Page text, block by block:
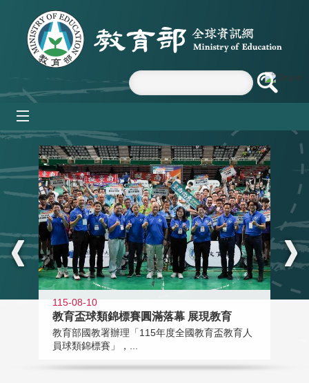
跳到主要內容區塊
:::
115-08-10
教育盃球類錦標賽圓滿落幕 展現教育
教育部國教署辦理「115年度全國教育盃教育人
員球類錦標賽」，...